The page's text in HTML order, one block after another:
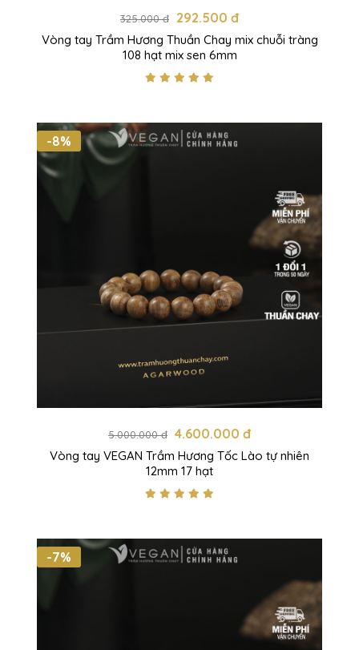
325.000 đ 292.500 đ
Vòng tay Trầm Hương Thuần Chay mix chuỗi tràng
108 hạt mix sen 6mm
-8%
5.000.000 đ 4.600.000 đ
Vòng tay VEGAN Trầm Hương Tốc Lào tự nhiên
12mm 17 hạt
-7%